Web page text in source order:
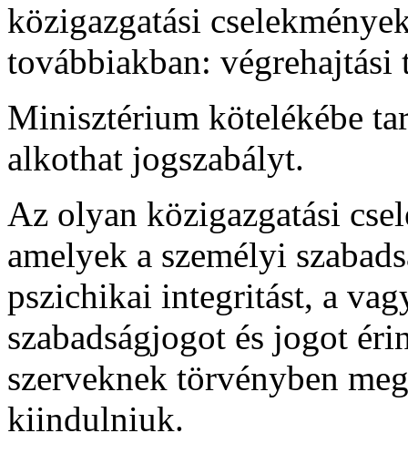
közigazgatási
továbbiakban: végrehajtási
Minisztérium kötelékébe
alkothat jogszabályt.
Az olyan közigazgatási
amelyek a személyi
pszichikai integritást, a
szabadságjogot és jogot
szerveknek törvényben
kiindulniuk.